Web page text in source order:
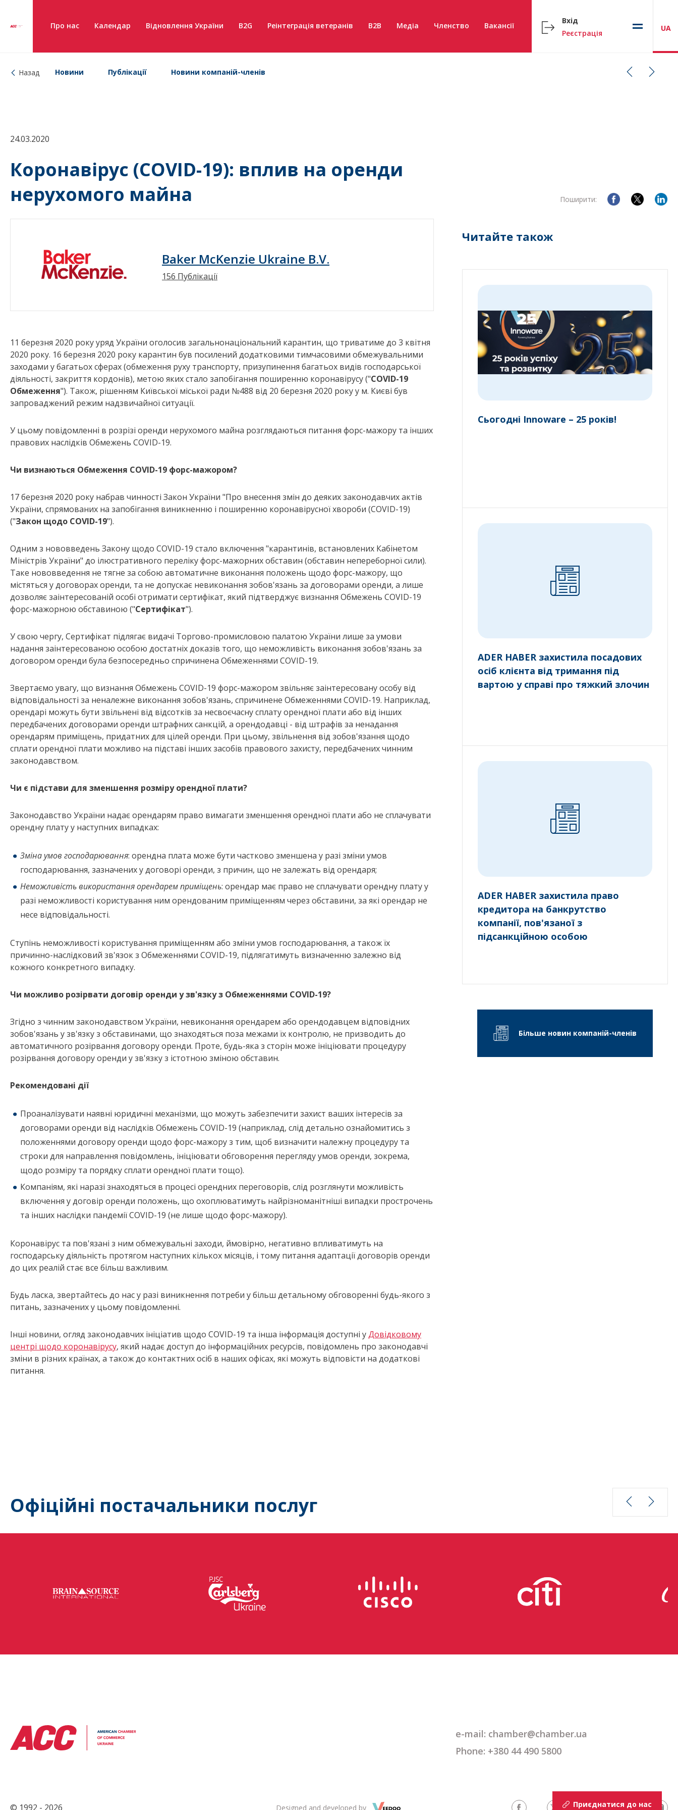
Про нас Календар Відновлення України B2G Реінтеграція ветеранів B2B Медіа Членство Вакансії
Вхід
Реєстрація
UA
Назад Новини Публікації Новини компаній-членів
24.03.2020
Коронавірус (COVID-19): вплив на оренди
нерухомого майна
Поширити:
Baker McKenzie Ukraine B.V.
156 Публікації
11 березня 2020 року уряд України оголосив загальнонаціональний карантин, що триватиме до 3 квітня
2020 року. 16 березня 2020 року карантин був посилений додатковими тимчасовими обмежувальними
заходами у багатьох сферах (обмеження руху транспорту, призупинення багатьох видів господарської
діяльності, закриття кордонів), метою яких стало запобігання поширенню коронавірусу ("COVID-19
Обмеження"). Також, рішенням Київської міської ради №488 від 20 березня 2020 року у м. Києві був
запроваджений режим надзвичайної ситуації.
У цьому повідомленні в розрізі оренди нерухомого майна розглядаються питання форс-мажору та інших
правових наслідків Обмежень COVID-19.
Чи визнаються Обмеження COVID-19 форс-мажором?
17 березня 2020 року набрав чинності Закон України "Про внесення змін до деяких законодавчих актів
України, спрямованих на запобігання виникненню і поширенню коронавірусної хвороби (COVID-19)
("Закон щодо COVID-19").
Одним з нововведень Закону щодо COVID-19 стало включення "карантинів, встановлених Кабінетом
Міністрів України" до ілюстративного переліку форс-мажорних обставин (обставин непереборної сили).
Таке нововведення не тягне за собою автоматичне виконання положень щодо форс-мажору, що
містяться у договорах оренди, та не допускає невиконання зобов'язань за договорами оренди, а лише
дозволяє заінтересованій особі отримати сертифікат, який підтверджує визнання Обмежень COVID-19
форс-мажорною обставиною ("Сертифікат").
У свою чергу, Сертифікат підлягає видачі Торгово-промисловою палатою України лише за умови
надання заінтересованою особою достатніх доказів того, що неможливість виконання зобов'язань за
договором оренди була безпосередньо спричинена Обмеженнями COVID-19.
Звертаємо увагу, що визнання Обмежень COVID-19 форс-мажором звільняє заінтересовану особу від
відповідальності за неналежне виконання зобов'язань, спричинене Обмеженнями COVID-19. Наприклад,
орендарі можуть бути звільнені від відсотків за несвоєчасну сплату орендної плати або від інших
передбачених договорами оренди штрафних санкцій, а орендодавці - від штрафів за ненадання
орендарям приміщень, придатних для цілей оренди. При цьому, звільнення від зобов'язання щодо
сплати орендної плати можливо на підставі інших засобів правового захисту, передбачених чинним
законодавством.
Чи є підстави для зменшення розміру орендної плати?
Законодавство України надає орендарям право вимагати зменшення орендної плати або не сплачувати
орендну плату у наступних випадках:
Зміна умов господарювання: орендна плата може бути частково зменшена у разі зміни умов
господарювання, зазначених у договорі оренди, з причин, що не залежать від орендаря;
Неможливість використання орендарем приміщень: орендар має право не сплачувати орендну плату у
разі неможливості користування ним орендованим приміщенням через обставини, за які орендар не
несе відповідальності.
Ступінь неможливості користування приміщенням або зміни умов господарювання, а також їх
причинно-наслідковий зв'язок з Обмеженнями COVID-19, підлягатимуть визначенню залежно від
кожного конкретного випадку.
Чи можливо розірвати договір оренди у зв'язку з Обмеженнями COVID-19?
Згідно з чинним законодавством України, невиконання орендарем або орендодавцем відповідних
зобов'язань у зв'язку з обставинами, що знаходяться поза межами їх контролю, не призводить до
автоматичного розірвання договору оренди. Проте, будь-яка з сторін може ініціювати процедуру
розірвання договору оренди у зв'язку з істотною зміною обставин.
Рекомендовані дії
Проаналізувати наявні юридичні механізми, що можуть забезпечити захист ваших інтересів за
договорами оренди від наслідків Обмежень COVID-19 (наприклад, слід детально ознайомитись з
положеннями договору оренди щодо форс-мажору з тим, щоб визначити належну процедуру та
строки для направлення повідомлень, ініціювати обговорення перегляду умов оренди, зокрема,
щодо розміру та порядку сплати орендної плати тощо).
Компаніям, які наразі знаходяться в процесі орендних переговорів, слід розглянути можливість
включення у договір оренди положень, що охоплюватимуть найрізноманітніші випадки прострочень
та інших наслідки пандемії COVID-19 (не лише щодо форс-мажору).
Коронавірус та пов'язані з ним обмежувальні заходи, ймовірно, негативно впливатимуть на
господарську діяльність протягом наступних кількох місяців, і тому питання адаптації договорів оренди
до цих реалій стає все більш важливим.
Будь ласка, звертайтесь до нас у разі виникнення потреби у більш детальному обговоренні будь-якого з
питань, зазначених у цьому повідомленні.
Інші новини, огляд законодавчих ініціатив щодо COVID-19 та інша інформація доступні уДовідковому
центрі щодо коронавірусу, який надає доступ до інформаційних ресурсів, повідомлень про законодавчі
зміни в різних країнах, а також до контактних осіб в наших офісах, які можуть відповісти на додаткові
питання.
Читайте також
Сьогодні Innoware – 25 років!
ADER HABER захистила посадових
осіб клієнта від тримання під
вартою у справі про тяжкий злочин
ADER HABER захистила право
кредитора на банкрутство
компанії, пов'язаної з
підсанкційною особою
Більше новин компаній-членів
Офіційні постачальники послуг
e-mail: chamber@chamber.ua
Phone: +380 44 490 5800
© 1992 - 2026 Designed and developed by Приєднатися до нас